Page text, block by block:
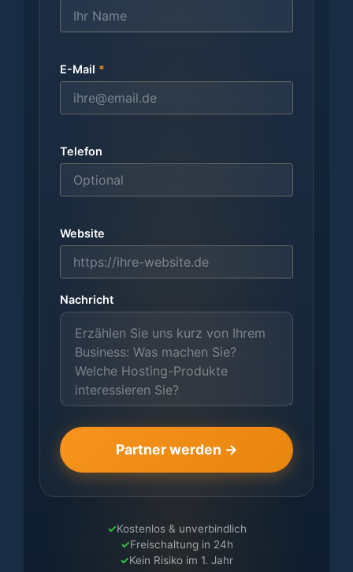
E-Mail *
Telefon
Website
Nachricht
Partner werden →
Kostenlos & unverbindlich
Freischaltung in 24h
Kein Risiko im 1. Jahr